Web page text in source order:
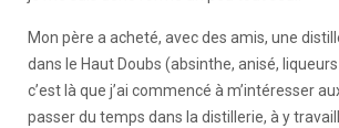
Mon père a acheté, avec des amis, une
dans le Haut Doubs (absinthe, anisé,
c’est là que j’ai commencé à m’intéresser
passer du temps dans la distillerie, à y